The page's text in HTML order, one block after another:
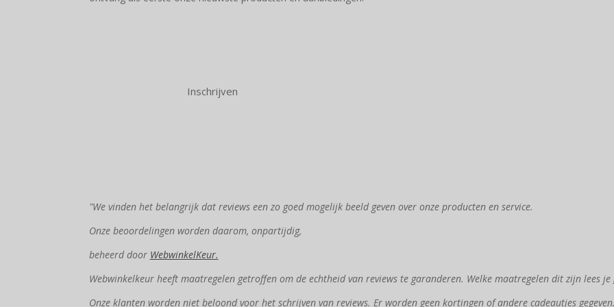
Inschrijven
"We vinden het belangrijk dat reviews een zo goed mogelijk beeld geven over onze producten en service.
Onze beoordelingen worden daarom, onpartijdig,
beheerd door WebwinkelKeur.
Webwinkelkeur heeft maatregelen getroffen om de echtheid van reviews te garanderen. Welke maatregelen dit zijn lees je
Onze klanten worden niet beloond voor het schrijven van reviews. Er worden geen kortingen of andere cadeautjes